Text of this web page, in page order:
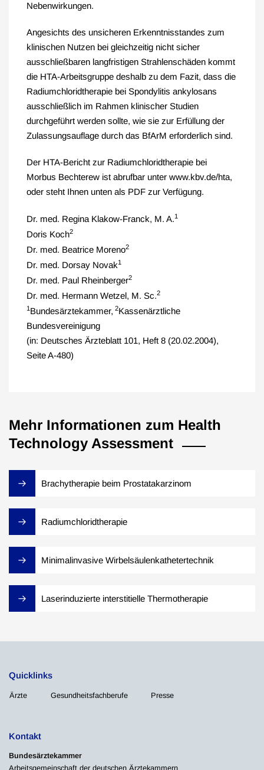
Nebenwirkungen.
Angesichts des unsicheren Erkenntnisstandes zum
klinischen Nutzen bei gleichzeitig nicht sicher
ausschließbaren langfristigen Strahlenschäden kommt
die HTA-Arbeitsgruppe deshalb zu dem Fazit, dass die
Radiumchloridtherapie bei Spondylitis ankylosans
ausschließlich im Rahmen klinischer Studien
durchgeführt werden sollte, wie sie zur Erfüllung der
Zulassungsauflage durch das BfArM erforderlich sind.
Der HTA-Bericht zur Radiumchloridtherapie bei
Morbus Bechterew ist abrufbar unter www.kbv.de/hta,
oder steht Ihnen unten als PDF zur Verfügung.
Dr. med. Regina Klakow-Franck, M. A.1
Doris Koch2
Dr. med. Beatrice Moreno2
Dr. med. Dorsay Novak1
Dr. med. Paul Rheinberger2
Dr. med. Hermann Wetzel, M. Sc.2
1 Bundesärztekammer, 2Kassenärztliche
Bundesvereinigung
(in: Deutsches Ärzteblatt 101, Heft 8 (20.02.2004),
Seite A-480)
Mehr Informationen zum Health
Technology Assessment
Brachytherapie beim Prostatakarzinom
Radiumchloridtherapie
Minimalinvasive Wirbelsäulenkathetertechnik
Laserinduzierte interstitielle Thermotherapie
Quicklinks
Ärzte Gesundheitsfachberufe Presse
Kontakt
Bundesärztekammer
Arbeitsgemeinschaft der deutschen Ärztekammern